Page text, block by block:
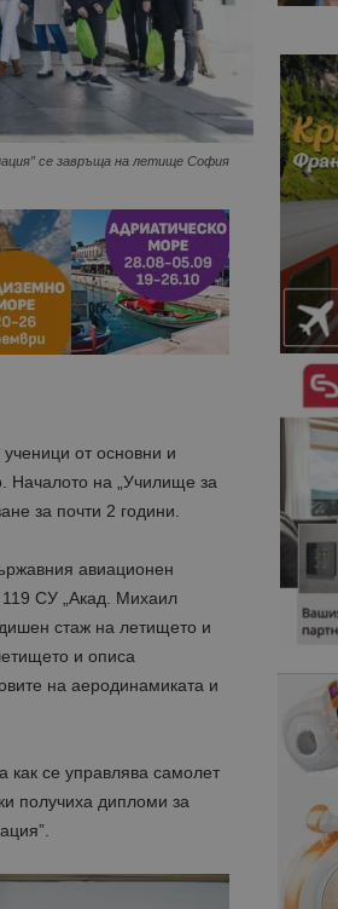
се завръща на летище София
от основни и
Началото на „Училище за
за почти 2 години.
авиационен
119 СУ „Акад. Михаил
стаж на летището и
и описа
на аеродинамиката и
как се управлява самолет
получиха дипломи за